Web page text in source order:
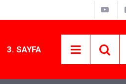
3. SAYFA